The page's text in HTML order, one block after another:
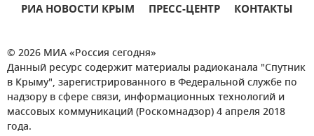
РИА НОВОСТИ КРЫМ ПРЕСС-ЦЕНТР КОНТАКТЫ
© 2026 МИА «Россия сегодня»
Данный ресурс содержит материалы радиоканала "Спутник
в Крыму", зарегистрированного в Федеральной службе по
надзору в сфере связи, информационных технологий и
массовых коммуникаций (Роскомнадзор) 4 апреля 2018
года.